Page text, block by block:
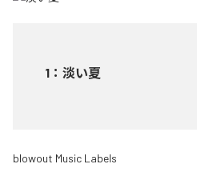
1 ： 淡い夏
blowout Music Labels